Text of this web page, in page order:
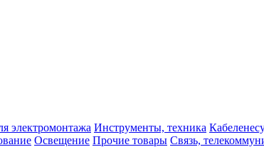
электромонтажа Инструменты, техника
Освещение Прочие товары Связь,